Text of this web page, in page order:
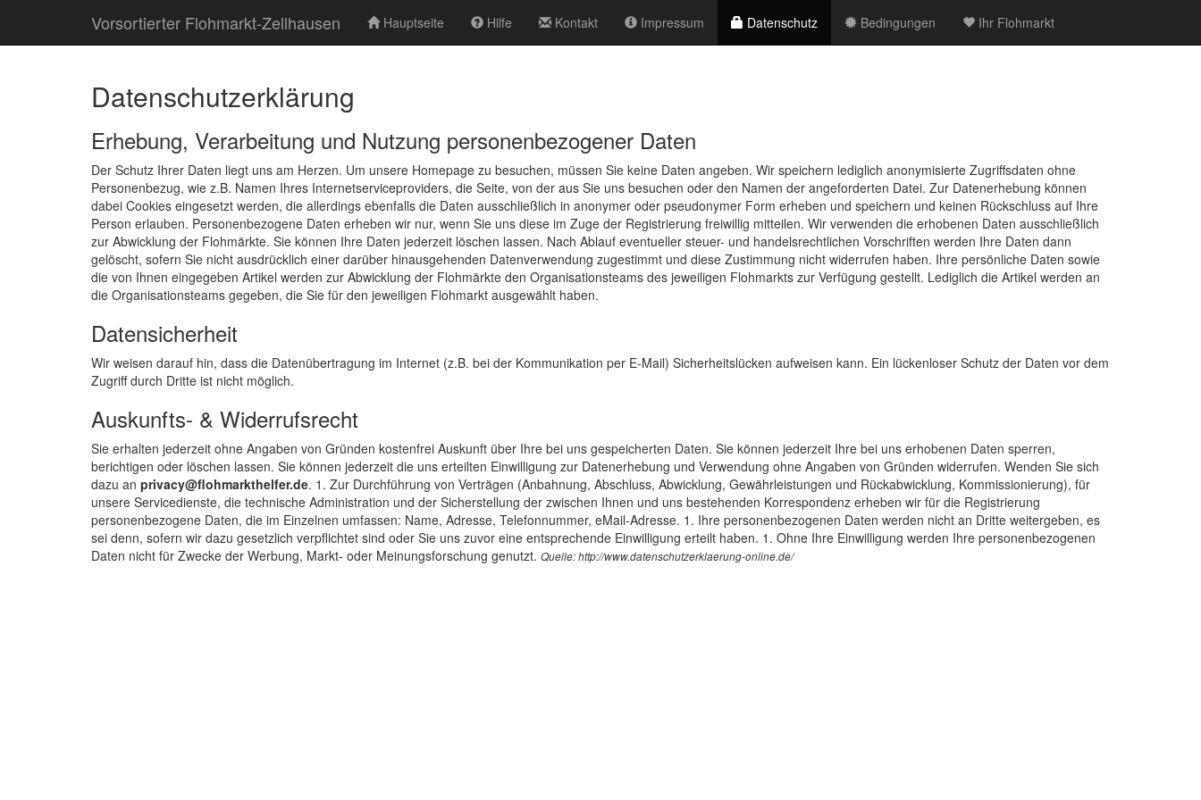
Vorsortierter Flohmarkt-Zellhausen Hauptseite Hilfe Kontakt Impressum Datenschutz Bedingungen Ihr Flohmarkt
Datenschutzerklärung
Erhebung, Verarbeitung und Nutzung personenbezogener Daten
Der Schutz Ihrer Daten liegt uns am Herzen. Um unsere Homepage zu besuchen, müssen Sie keine Daten angeben. Wir speichern lediglich anonymisierte Zugriffsdaten ohne
Personenbezug, wie z.B. Namen Ihres Internetserviceproviders, die Seite, von der aus Sie uns besuchen oder den Namen der angeforderten Datei. Zur Datenerhebung können
dabei Cookies eingesetzt werden, die allerdings ebenfalls die Daten ausschließlich in anonymer oder pseudonymer Form erheben und speichern und keinen Rückschluss auf Ihre
Person erlauben. Personenbezogene Daten erheben wir nur, wenn Sie uns diese im Zuge der Registrierung freiwillig mitteilen. Wir verwenden die erhobenen Daten ausschließlich
zur Abwicklung der Flohmärkte. Sie können Ihre Daten jederzeit löschen lassen. Nach Ablauf eventueller steuer- und handelsrechtlichen Vorschriften werden Ihre Daten dann
gelöscht, sofern Sie nicht ausdrücklich einer darüber hinausgehenden Datenverwendung zugestimmt und diese Zustimmung nicht widerrufen haben. Ihre persönliche Daten sowie
die von Ihnen eingegeben Artikel werden zur Abwicklung der Flohmärkte den Organisationsteams des jeweiligen Flohmarkts zur Verfügung gestellt. Lediglich die Artikel werden an
die Organisationsteams gegeben, die Sie für den jeweiligen Flohmarkt ausgewählt haben.
Datensicherheit
Wir weisen darauf hin, dass die Datenübertragung im Internet (z.B. bei der Kommunikation per E-Mail) Sicherheitslücken aufweisen kann. Ein lückenloser Schutz der Daten vor dem
Zugriff durch Dritte ist nicht möglich.
Auskunfts- & Widerrufsrecht
Sie erhalten jederzeit ohne Angaben von Gründen kostenfrei Auskunft über Ihre bei uns gespeicherten Daten. Sie können jederzeit Ihre bei uns erhobenen Daten sperren,
berichtigen oder löschen lassen. Sie können jederzeit die uns erteilten Einwilligung zur Datenerhebung und Verwendung ohne Angaben von Gründen widerrufen. Wenden Sie sich
dazu an privacy@flohmarkthelfer.de. 1. Zur Durchführung von Verträgen (Anbahnung, Abschluss, Abwicklung, Gewährleistungen und Rückabwicklung, Kommissionierung), für
unsere Servicedienste, die technische Administration und der Sicherstellung der zwischen Ihnen und uns bestehenden Korrespondenz erheben wir für die Registrierung
personenbezogene Daten, die im Einzelnen umfassen: Name, Adresse, Telefonnummer, eMail-Adresse. 1. Ihre personenbezogenen Daten werden nicht an Dritte weitergeben, es
sei denn, sofern wir dazu gesetzlich verpflichtet sind oder Sie uns zuvor eine entsprechende Einwilligung erteilt haben. 1. Ohne Ihre Einwilligung werden Ihre personenbezogenen
Daten nicht für Zwecke der Werbung, Markt- oder Meinungsforschung genutzt. Quelle: http://www.datenschutzerklaerung-online.de/